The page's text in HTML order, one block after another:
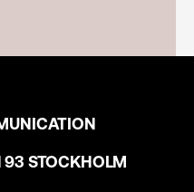
93 STOCKHOLM